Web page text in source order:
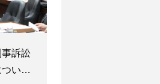
訴訟
つい…